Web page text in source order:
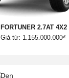
FORTUNER 2.7AT 4X2
Giá từ: 1.155.000.000₫